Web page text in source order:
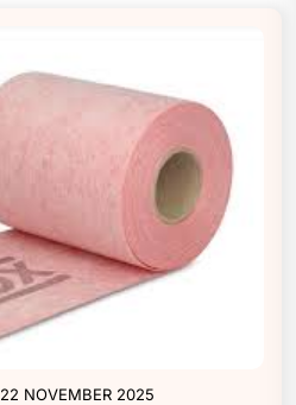
22 NOVEMBER 2025